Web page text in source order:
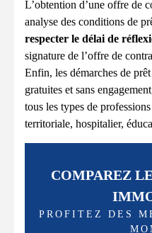
L’obtention d’une offre de
analyse des conditions de
respecter le délai de
signature de l’offre de
Enfin, les démarches de
gratuites et sans
tous les types de
territoriale, hospitalier,
COMPAREZ
PROFITEZ DES